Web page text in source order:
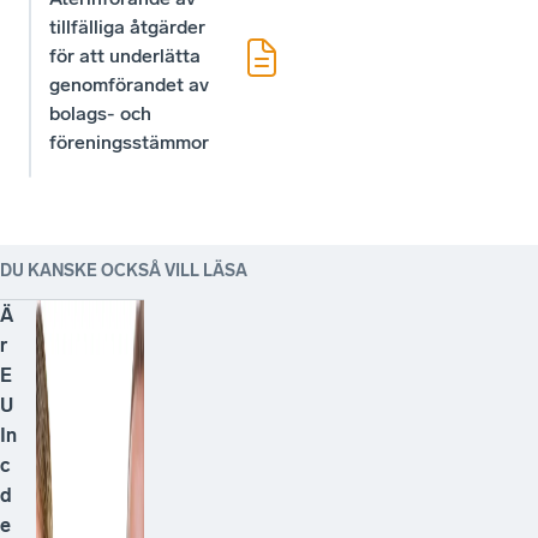
tillfälliga åtgärder
för att underlätta
genomförandet av
bolags- och
föreningsstämmor
DU KANSKE OCKSÅ VILL LÄSA
Ä
r
E
U
In
c
d
e